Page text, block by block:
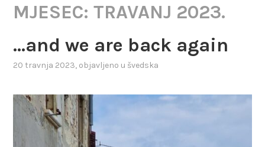
MJESEC:TRAVANJ 2023.
…and we are back again
20 travnja 2023, objavljeno u švedska